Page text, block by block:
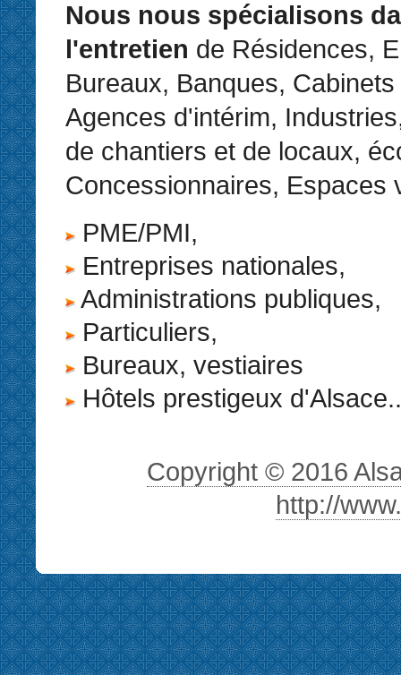
Nous nous spécialisons
l'entretien de Résidences,
Bureaux, Banques,
Agences d'intérim,
de chantiers et de locaux,
Concessionnaires, Espaces
PME/PMI,
Entreprises nationales,
Administrations publiques,
Particuliers,
Bureaux, vestiaires
Hôtels prestigeux
Copyright © 2016
http://